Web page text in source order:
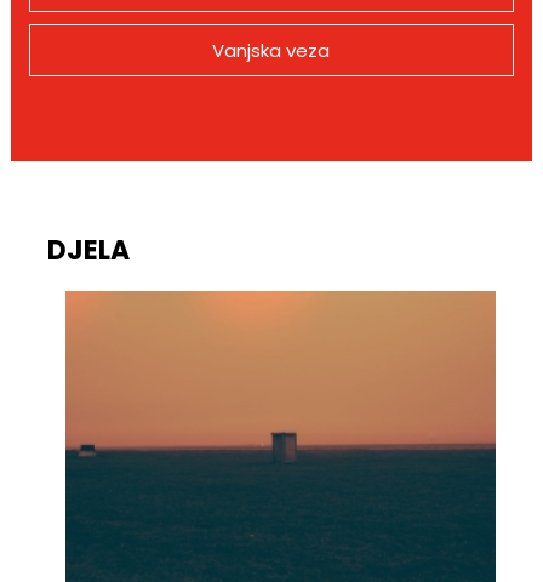
Vanjska veza
DJELA